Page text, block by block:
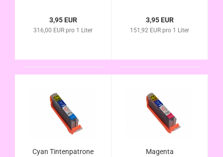
3,95 EUR
316,00 EUR pro 1 Liter
3,95 EUR
151,92 EUR pro 1 Liter
Cyan Tintenpatrone
Magenta